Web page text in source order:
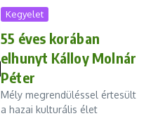
Kegyelet
55 éves korában
elhunyt Kálloy Molnár
Péter
Mély megrendüléssel értesült
a hazai kulturális élet